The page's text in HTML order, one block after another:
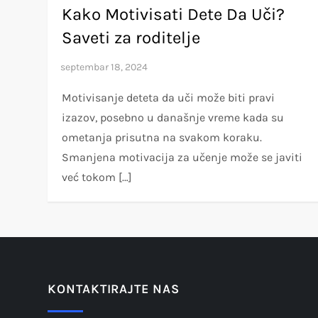
Kako Motivisati Dete Da Uči?
Saveti za roditelje
Motivisanje deteta da uči može biti pravi
izazov, posebno u današnje vreme kada su
ometanja prisutna na svakom koraku.
Smanjena motivacija za učenje može se javiti
već tokom […]
KONTAKTIRAJTE NAS